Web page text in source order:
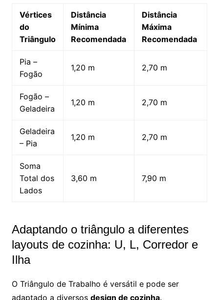
Vértices
do
Triângulo
Distância
Mínima
Recomendada
Distância
Máxima
Recomendada
Pia –
Fogão
1,20 m 2,70 m
Fogão –
Geladeira
1,20 m 2,70 m
Geladeira
– Pia
1,20 m 2,70 m
Soma
Total dos
Lados
3,60 m 7,90 m
Adaptando o triângulo a diferentes
layouts de cozinha: U, L, Corredor e
Ilha
O Triângulo de Trabalho é versátil e pode ser
adaptado a diversos design de cozinha.